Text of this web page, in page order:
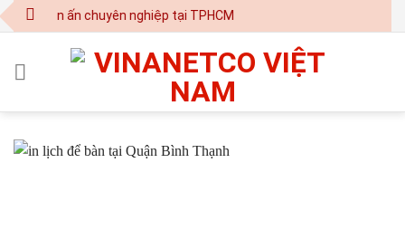
Skip
to
ấn chuyên nghiệp tại TPHCM